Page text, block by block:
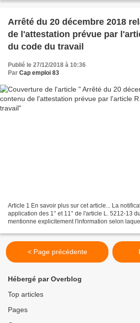
(@ZAMPOLINImarc)...
Arrêté du 20 décembre 2018
de l'attestation prévue par
du code du travail
Publié le 27/12/2018 à 10:36
Par Cap emploi 83
Article 1 En savoir plus sur cet article... La
application des 1° et 11° de l'article L. 5212-13
mentionne explicitement l'information selon
< Page précédente
Hébergé par Overblog
Top articles
Pages